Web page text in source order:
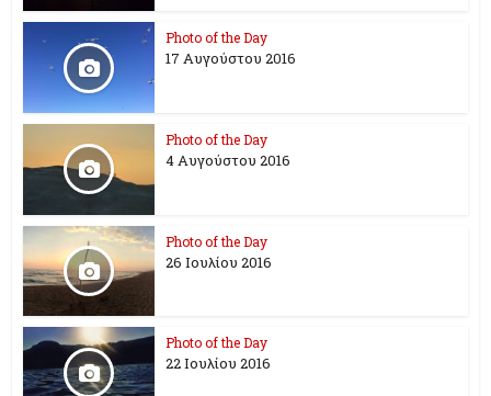
Photo of the Day
17 Aυγούστου 2016
Photo of the Day
4 Αυγούστου 2016
Photo of the Day
26 Ioυλίου 2016
Photo of the Day
22 Ιουλίου 2016